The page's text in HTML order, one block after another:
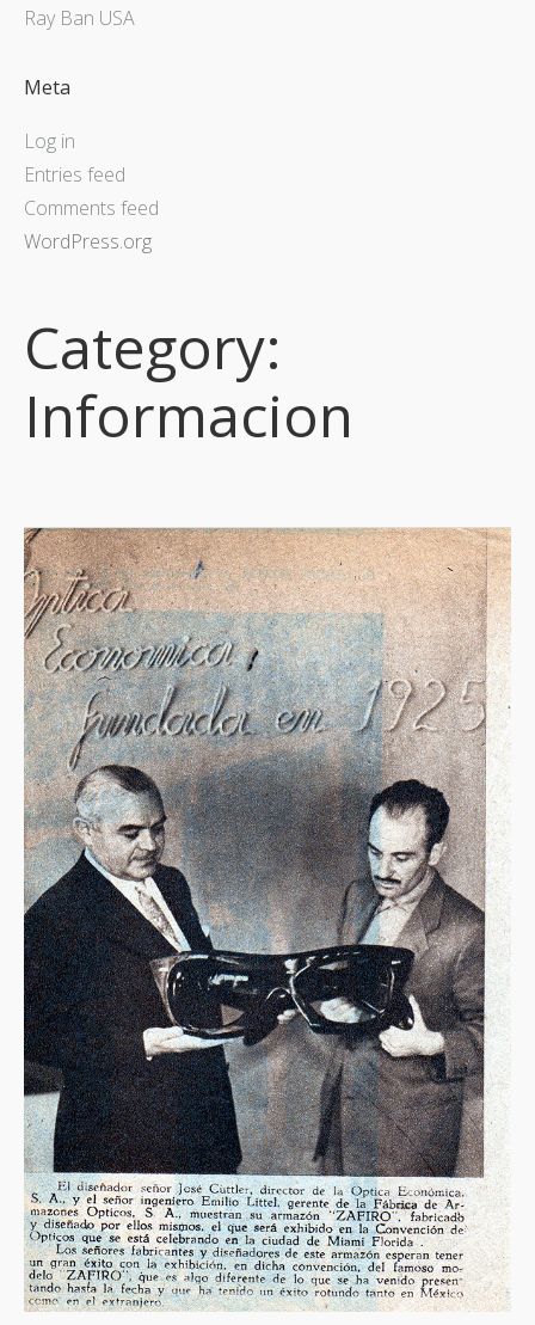
Ray Ban USA
Meta
Log in
Entries feed
Comments feed
WordPress.org
Category:
Informacion